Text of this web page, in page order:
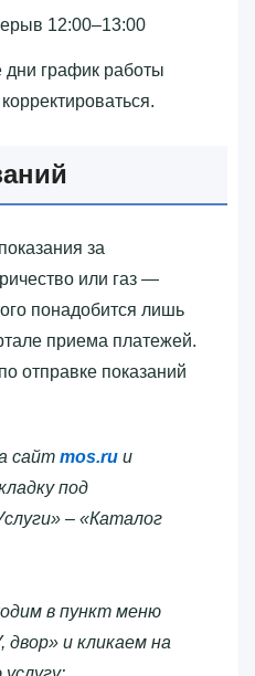
12:00–13:00
график работы
за
или газ —
понадобится лишь
приема платежей.
отправке показаний
сайт mos.ru и
под
– «Каталог
в пункт меню
и кликаем на